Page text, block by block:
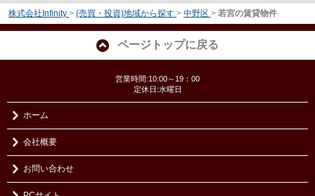
株式会社Infinity > (売買・投資)地域から探す > 中野区 > 若宮の賃貸物件
ページトップに戻る
営業時間:10:00～19：00
定休日:水曜日
ホーム
会社概要
お問い合わせ